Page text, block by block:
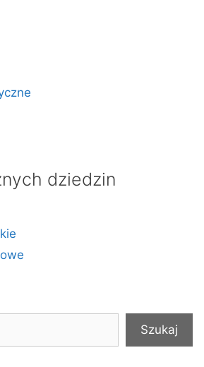
dziedzin
Szukaj